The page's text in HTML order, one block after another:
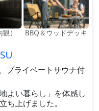
） BBQ＆ウッドデッキ
プライベートサウナ付
よい暮らし」を体感し
ち上げました。